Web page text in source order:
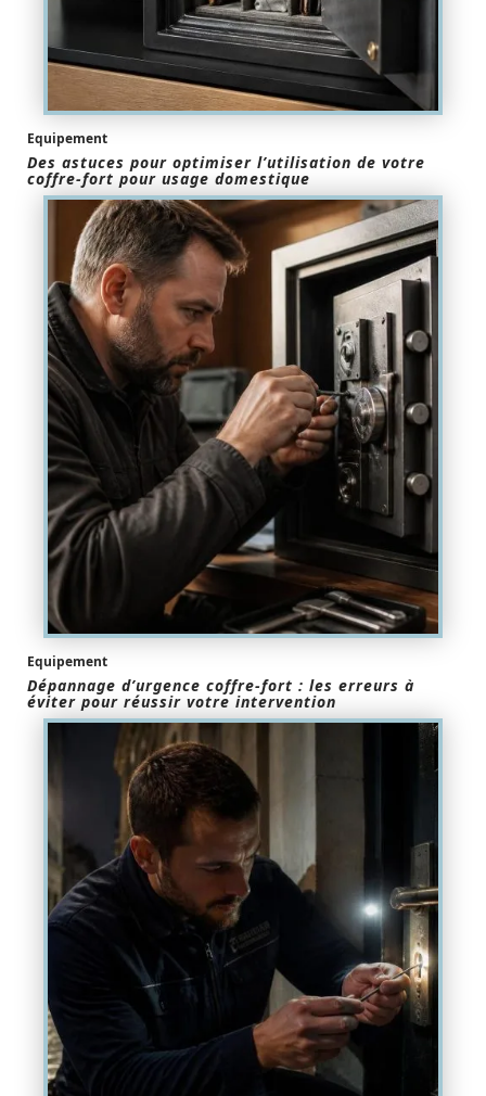
Equipement
Des astuces pour optimiser l’utilisation de votre
coffre-fort pour usage domestique
Equipement
Dépannage d’urgence coffre-fort : les erreurs à
éviter pour réussir votre intervention